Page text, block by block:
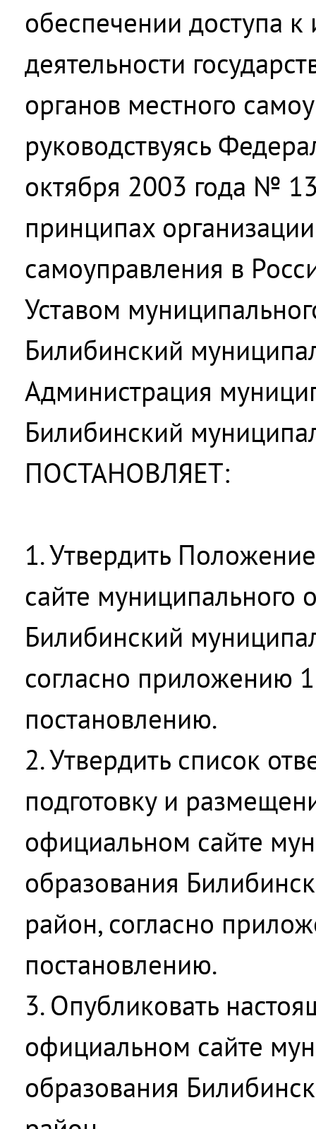
обеспечении доступа
деятельности
органов местного
руководствуясь
октября 2003 года №
принципах
самоуправления в
Уставом
Билибинский
Администрация
Билибинский
ПОСТАНОВЛЯЕТ:
1. Утвердить
сайте муниципального
Билибинский
согласно приложению
постановлению.
2. Утвердить список
подготовку и
официальном сайте
образования
район, согласно
постановлению.
3. Опубликовать
официальном сайте
образования